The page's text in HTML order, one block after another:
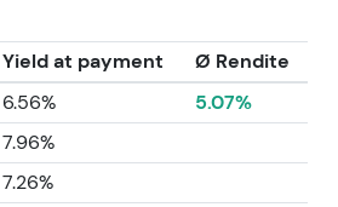
Yield at payment
Ø Rendite
6.56%
5.07%
7.96%
7.26%